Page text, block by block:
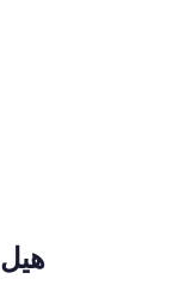
هيل